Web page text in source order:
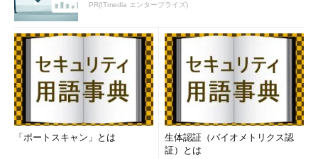
PR(ITmedia エンタープライズ)
「ポートスキャン」とは
生体認証（バイオメトリクス認
証）とは